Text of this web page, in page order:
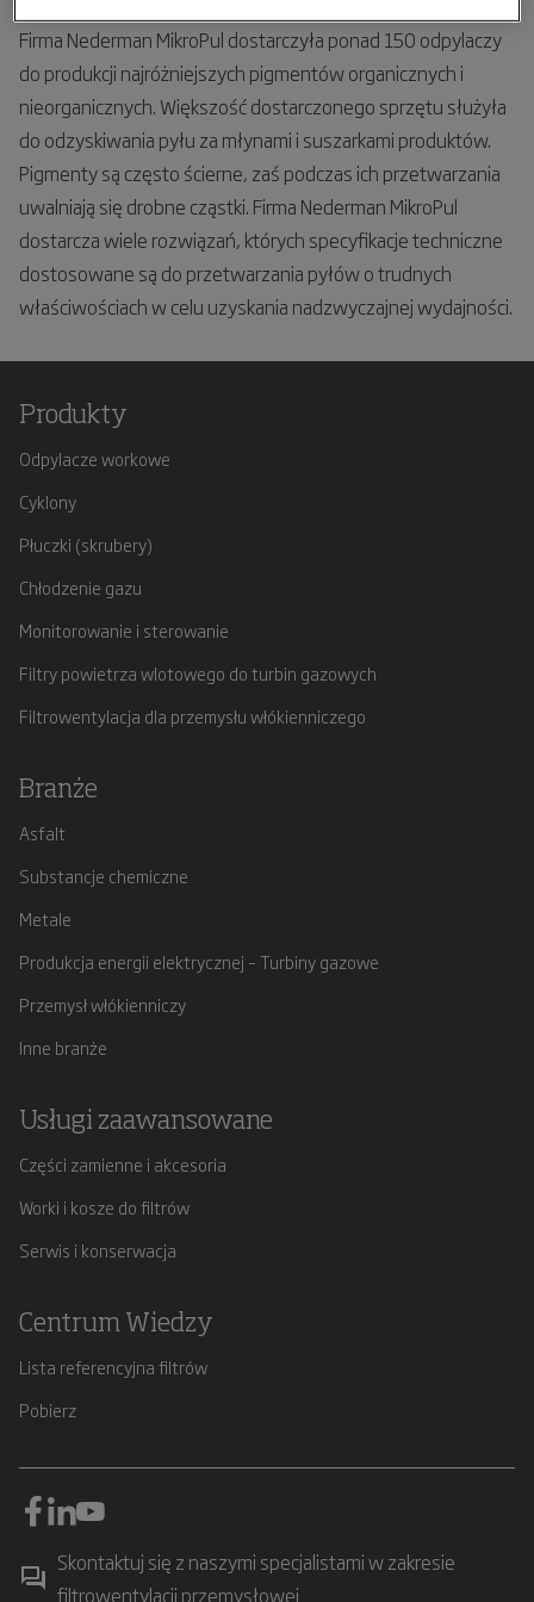
Firma Nederman MikroPul dostarczyła ponad 150 odpylaczy
do produkcji najróżniejszych pigmentów organicznych i
nieorganicznych. Większość dostarczonego sprzętu służyła
do odzyskiwania pyłu za młynami i suszarkami produktów.
Pigmenty są często ścierne, zaś podczas ich przetwarzania
uwalniają się drobne cząstki. Firma Nederman MikroPul
dostarcza wiele rozwiązań, których specyfikacje techniczne
dostosowane są do przetwarzania pyłów o trudnych
właściwościach w celu uzyskania nadzwyczajnej wydajności.
Produkty
Odpylacze workowe
Cyklony
Płuczki (skrubery)
Chłodzenie gazu
Monitorowanie i sterowanie
Filtry powietrza wlotowego do turbin gazowych
Filtrowentylacja dla przemysłu włókienniczego
Branże
Asfalt
Substancje chemiczne
Metale
Produkcja energii elektrycznej – Turbiny gazowe
Przemysł włókienniczy
Inne branże
Usługi zaawansowane
Części zamienne i akcesoria
Worki i kosze do filtrów
Serwis i konserwacja
Centrum Wiedzy
Lista referencyjna filtrów
Pobierz
Skontaktuj się z naszymi specjalistami w zakresie
filtrowentylacji przemysłowej